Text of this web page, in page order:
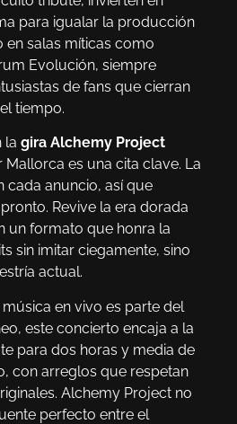
para igualar la producción
en salas míticas como
Evolución, siempre
de fans que cierran
tiempo.
la gira Alchemy Project
Mallorca es una cita clave. La
cada anuncio, así que
Revive la era dorada
un formato que honra la
sin imitar ciegamente, sino
actual.
en vivo es parte del
este concierto encaja a la
para dos horas y media de
con arreglos que respetan
Alchemy Project no
perfecto entre el